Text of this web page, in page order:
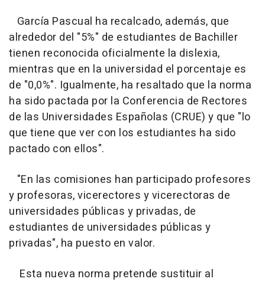
García Pascual ha recalcado, además, que
alrededor del "5%" de estudiantes de Bachiller
tienen reconocida oficialmente la dislexia,
mientras que en la universidad el porcentaje es
de "0,0%". Igualmente, ha resaltado que la norma
ha sido pactada por la Conferencia de Rectores
de las Universidades Españolas (CRUE) y que "lo
que tiene que ver con los estudiantes ha sido
pactado con ellos".
"En las comisiones han participado profesores
y profesoras, vicerectores y vicerectoras de
universidades públicas y privadas, de
estudiantes de universidades públicas y
privadas", ha puesto en valor.
Esta nueva norma pretende sustituir al